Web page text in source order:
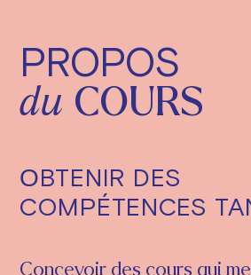
PROPOS
du COURS
ОBTENIR DES
COMPÉTENCES
Concevoir des cours qui